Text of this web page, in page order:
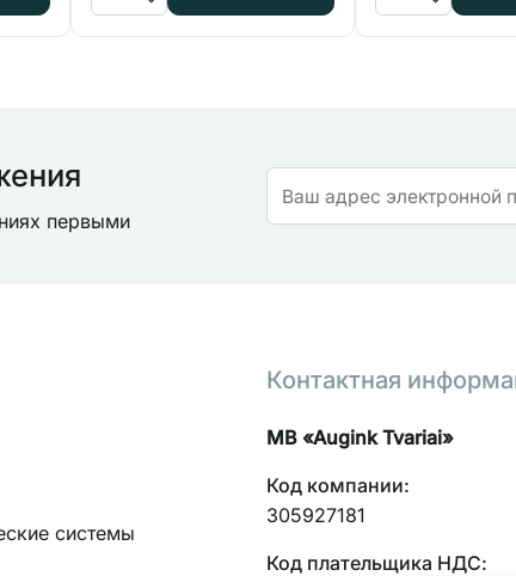
первыми
системы
Контактная
MB «Augink Tvariai»
Код компании:
305927181
Код плательщика НДС: